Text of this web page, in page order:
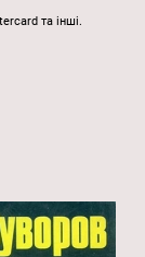
та інші.